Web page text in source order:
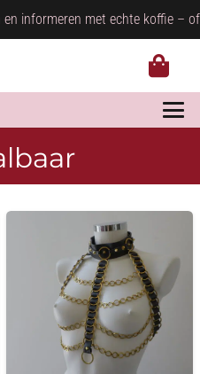
en informeren met echte koffie –